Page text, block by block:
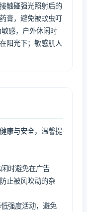
触碰强光照射后的
膏，避免被蚊虫叮
感，户外休闲时
阳光下；敏感肌人
康与安全，温馨提
时避免在广告
止被风吹动的杂
强度活动，避免